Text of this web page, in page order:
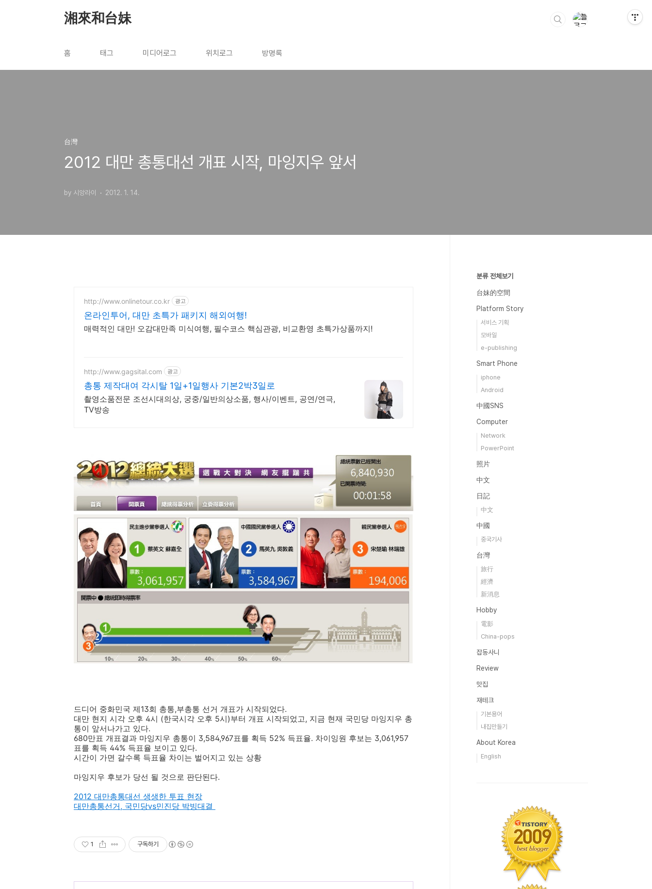
湘來和台妹
홈 태그 미디어로그 위치로그 방명록
台灣
2012 대만 총통대선 개표 시작, 마잉지우 앞서
by 시앙라이 2012. 1. 14.
http://www.onlinetour.co.kr 광고
온라인투어, 대만 초특가 패키지 해외여행!
매력적인 대만! 오감대만족 미식여행, 필수코스 핵심관광, 비교환영 초특가상품까지!
http://www.gagsital.com 광고
총통 제작대여 각시탈 1일+1일행사 기본2박3일로
촬영소품전문 조선시대의상, 궁중/일반의상소품, 행사/이벤트, 공연/연극,
TV방송
드디어 중화민국 제13회 총통,부총통 선거 개표가 시작되었다.
대만 현지 시각 오후 4시 (한국시각 오후 5시)부터 개표 시작되었고, 지금 현재 국민당 마잉지우 총
통이 앞서나가고 있다.
680만표 개표결과 마잉지우 총통이 3,584,967표를 획득 52% 득표율. 차이잉원 후보는 3,061,957
표를 획득 44% 득표율 보이고 있다.
시간이 가면 갈수록 득표율 차이는 벌어지고 있는 상황
마잉지우 후보가 당선 될 것으로 판단된다.
2012 대만총통대선 생생한 투표 현장
대만총통선거, 국민당vs민진당 박빙대결
1 구독하기
분류 전체보기
台妹的空間
Platform Story
서비스 기획
모바일
e-publishing
Smart Phone
iphone
Android
中國SNS
Computer
Network
PowerPoint
照片
中文
日記
中文
中國
중국기사
台灣
旅行
經濟
新消息
Hobby
電影
China-pops
잡동사니
Review
맛집
재테크
기본용어
내집만들기
About Korea
English